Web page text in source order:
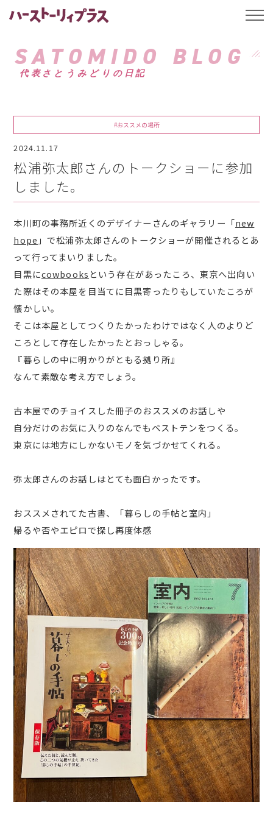
ハーストーリィプ
SATOMIDO BLOG
代表さとうみどりの日記
#おススメの場所
2024.11.17
松浦弥太郎さんのトークショーに参加
しました。
本川町の事務所近くのデザイナーさんのギャラリー「new
hope 」で松浦弥太郎さんのトークショーが開催されるとあ
って行ってまいりました。
目黒にcowbooks という存在があったころ、東京へ出向い
た際はその本屋を目当てに目黒寄ったりもしていたころが
懐かしい。
そこは本屋としてつくりたかったわけではなく人のよりど
ころとして存在したかったとおっしゃる。
『暮らしの中に明かりがともる拠り所』
なんて素敵な考え方でしょう。
古本屋でのチョイスした冊子のおススメのお話しや
自分だけのお気に入りのなんでもベストテンをつくる。
東京には地方にしかないモノを気づかせてくれる。
弥太郎さんのお話しはとても面白かったです。
おススメされてた古書、「暮らしの手帖と室内」
帰るや否やエピロで探し再度体感
t
l
a